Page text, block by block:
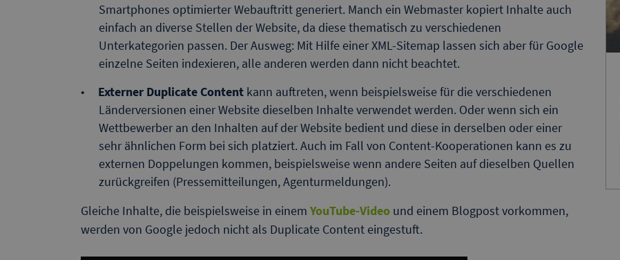
Smartphones optimierter Webauftritt generiert. Manch ein Webmaster kopiert Inhalte auch
einfach an diverse Stellen der Website, da diese thematisch zu verschiedenen
Unterkategorien passen. Der Ausweg: Mit Hilfe einer XML-Sitemap lassen sich aber für Google
einzelne Seiten indexieren, alle anderen werden dann nicht beachtet.
Externer Duplicate Content kann auftreten, wenn beispielsweise für die verschiedenen
Länderversionen einer Website dieselben Inhalte verwendet werden. Oder wenn sich ein
Wettbewerber an den Inhalten auf der Website bedient und diese in derselben oder einer
sehr ähnlichen Form bei sich platziert. Auch im Fall von Content-Kooperationen kann es zu
externen Doppelungen kommen, beispielsweise wenn andere Seiten auf dieselben Quellen
zurückgreifen (Pressemitteilungen, Agenturmeldungen).
Gleiche Inhalte, die beispielsweise in einem YouTube-Video und einem Blogpost vorkommen,
werden von Google jedoch nicht als Duplicate Content eingestuft.